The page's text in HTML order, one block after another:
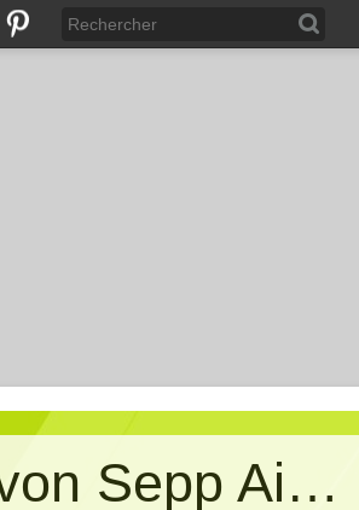
Kritische Massen - Ein Blog von Sepp Aigner